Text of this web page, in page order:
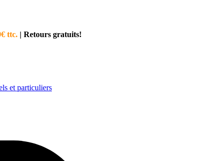
ttc. | Retours gratuits!
et particuliers